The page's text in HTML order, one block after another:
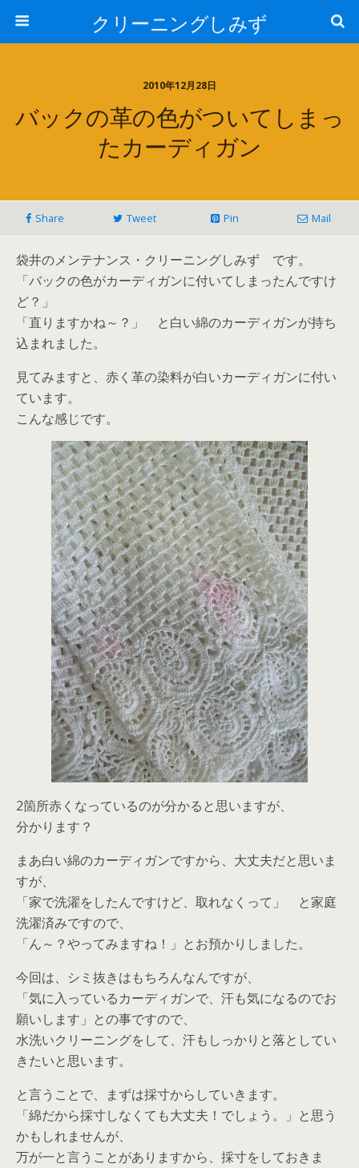
クリーニングしみず
2010年12月28日
バックの革の色がついてしまっ
たカーディガン
Share Tweet Pin Mail
袋井のメンテナンス・クリーニングしみず です。
「バックの色がカーディガンに付いてしまったんですけ
ど？」
「直りますかね～？」 と白い綿のカーディガンが持ち
込まれました。
見てみますと、赤く革の染料が白いカーディガンに付い
ています。
こんな感じです。
2箇所赤くなっているのが分かると思いますが、
分かります？
まあ白い綿のカーディガンですから、大丈夫だと思いま
すが、
「家で洗濯をしたんですけど、取れなくって」 と家庭
洗濯済みですので、
「ん～？やってみますね！」とお預かりしました。
今回は、シミ抜きはもちろんなんですが、
「気に入っているカーディガンで、汗も気になるのでお
願いします」との事ですので、
水洗いクリーニングをして、汗もしっかりと落としてい
きたいと思います。
と言うことで、まずは採寸からしていきます。
「綿だから採寸しなくても大丈夫！でしょう。」と思う
かもしれませんが、
万が一と言うことがありますから、採寸をしておきま